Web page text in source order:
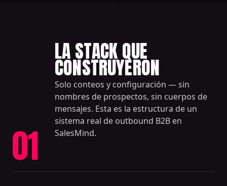
01
LA STACK QUE
CONSTRUYERON
Solo conteos y configuración — sin
nombres de prospectos, sin cuerpos de
mensajes. Esta es la estructura de un
sistema real de outbound B2B en
SalesMind.